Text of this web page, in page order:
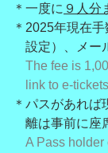
＊一度に ９人分
＊2025年現在手
設定）、メール
The fee is
link to e-
＊パスがあれば
離は事前に座席
A Pass holder